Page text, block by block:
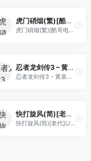
虎门硝烟(繁)[酷哥电子](CN)[RPG](4Mb)
虎门硝烟(繁)[酷哥电子](CN)[RPG](4Mb)
忍者龙剑传3 – 黄泉方舟(简)[Peacock Wang](JP)[ACT](2Mb)
忍者龙剑传3 - 黄泉方舟(简)[Peacock Wang](JP)[ACT](2Mb)
快打旋风(简)[老代](JP)[ACT](2Mb)
快打旋风(简)[老代](JP)[ACT](2Mb)